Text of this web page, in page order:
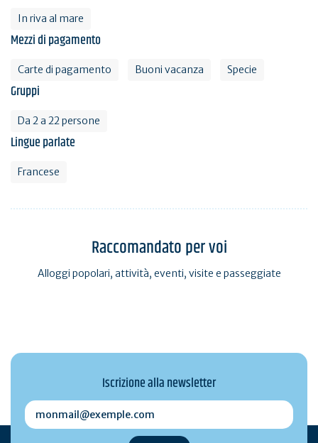
In riva al mare
Mezzi di pagamento
Carte di pagamento Buoni vacanza Specie
Gruppi
Da 2 a 22 persone
Lingue parlate
Francese
Raccomandato per voi
Alloggi popolari, attività, eventi, visite e passeggiate
Iscrizione alla newsletter
monmail@exemple.com